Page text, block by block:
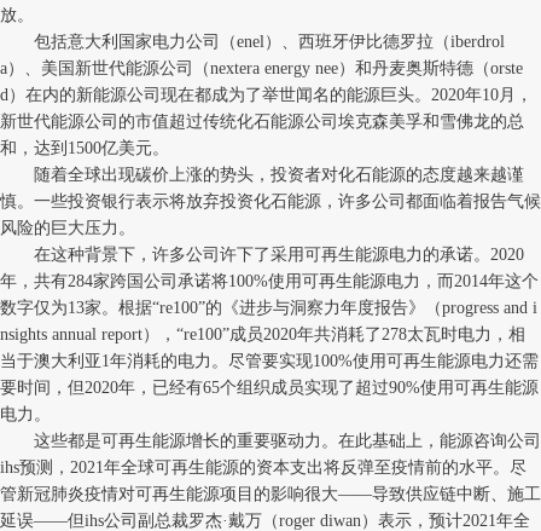
放。
包括意大利国家电力公司（enel）、西班牙伊比德罗拉（iberdrol
a）、美国新世代能源公司（nextera energy nee）和丹麦奥斯特德（orste
d）在内的新能源公司现在都成为了举世闻名的能源巨头。2020年10月，
新世代能源公司的市值超过传统化石能源公司埃克森美孚和雪佛龙的总
和，达到1500亿美元。
随着全球出现碳价上涨的势头，投资者对化石能源的态度越来越谨
慎。一些投资银行表示将放弃投资化石能源，许多公司都面临着报告气候
风险的巨大压力。
在这种背景下，许多公司许下了采用可再生能源电力的承诺。2020
年，共有284家跨国公司承诺将100%使用可再生能源电力，而2014年这个
数字仅为13家。根据“re100”的《进步与洞察力年度报告》（progress and i
nsights annual report），“re100”成员2020年共消耗了278太瓦时电力，相
当于澳大利亚1年消耗的电力。尽管要实现100%使用可再生能源电力还需
要时间，但2020年，已经有65个组织成员实现了超过90%使用可再生能源
电力。
这些都是可再生能源增长的重要驱动力。在此基础上，能源咨询公司
ihs预测，2021年全球可再生能源的资本支出将反弹至疫情前的水平。尽
管新冠肺炎疫情对可再生能源项目的影响很大——导致供应链中断、施工
延误——但ihs公司副总裁罗杰·戴万（roger diwan）表示，预计2021年全